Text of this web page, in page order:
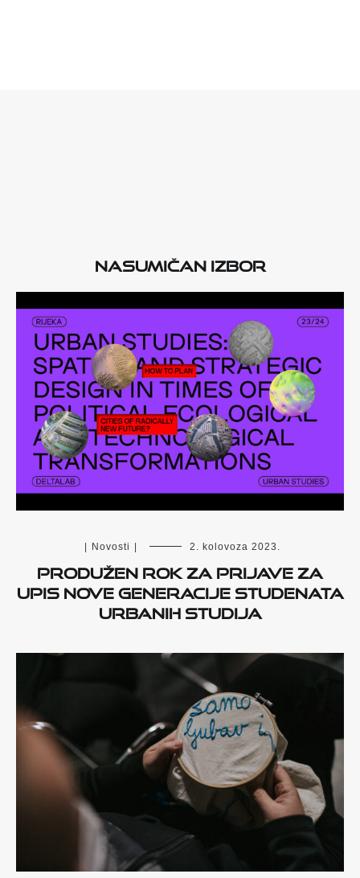
Nasumičan izbor
| Novosti | 2. kolovoza 2023.
PRODUŽEN ROK ZA PRIJAVE ZA
UPIS NOVE GENERACIJE STUDENATA
URBANIH STUDIJA